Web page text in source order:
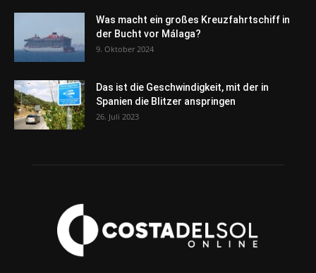
Was macht ein großes Kreuzfahrtschiff in
der Bucht vor Málaga?
9. Oktober 2024
Das ist die Geschwindigkeit, mit der in
Spanien die Blitzer anspringen
26. Juli 2023